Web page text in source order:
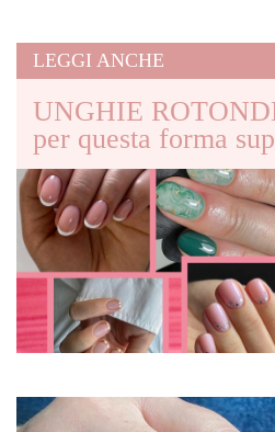
LEGGI ANCHE
UNGHIE
per questa forma